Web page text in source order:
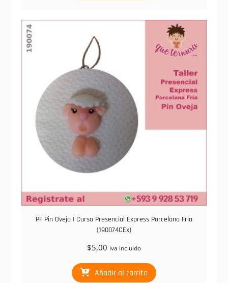
PF Pin Oveja | Curso Presencial Express Porcelana Fria
(190074CEx)
$5,00 iva incluido
Añadir al carrito